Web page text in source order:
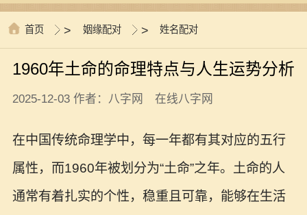
首页 > 姻缘配对 > 姓名配对
1960年土命的命理特点与人生运势分析
2025-12-03 作者：八字网 在线八字网
在中国传统命理学中，每一年都有其对应的五行
属性，而1960年被划分为“土命”之年。土命的人
通常有着扎实的个性，稳重且可靠，能够在生活